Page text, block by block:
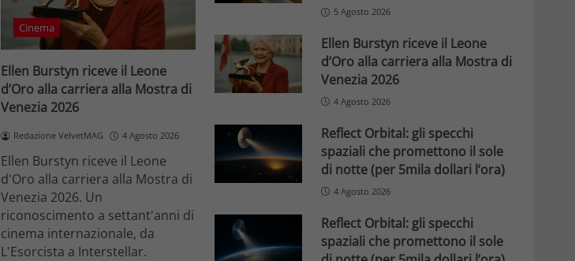
Cinema
Ellen Burstyn riceve il Leone
d’Oro alla carriera alla Mostra di
Venezia 2026
Redazione VelvetMAG 4 Agosto 2026
Ellen Burstyn riceve il Leone
d'Oro alla carriera alla Mostra di
Venezia 2026. Un
riconoscimento a settant'anni di
cinema internazionale, da
L'Esorcista a Interstellar.
5 Agosto 2026
Ellen Burstyn riceve il Leone
d’Oro alla carriera alla Mostra di
Venezia 2026
4 Agosto 2026
Reflect Orbital: gli specchi
spaziali che promettono il sole
di notte (per 5mila dollari l’ora)
4 Agosto 2026
Reflect Orbital: gli specchi
spaziali che promettono il sole